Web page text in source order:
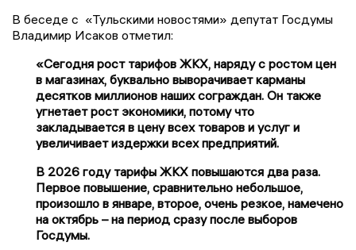
В беседе с «Тульскими новостями» депутат Госдумы
Владимир Исаков отметил:
«Сегодня рост тарифов ЖКХ, наряду с ростом цен
в магазинах, буквально выворачивает карманы
десятков миллионов наших сограждан. Он также
угнетает рост экономики, потому что
закладывается в цену всех товаров и услуг и
увеличивает издержки всех предприятий.
В 2026 году тарифы ЖКХ повышаются два раза.
Первое повышение, сравнительно небольшое,
произошло в январе, второе, очень резкое, намечено
на октябрь – на период сразу после выборов
Госдумы.